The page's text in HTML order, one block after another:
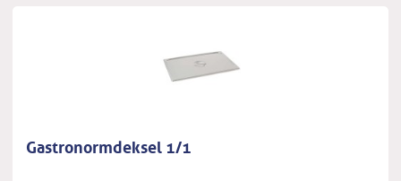
Gastronormdeksel 1/1